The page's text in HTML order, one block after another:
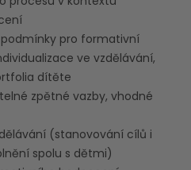
pro formativní
ve vzdělávání,
dítěte
zpětné vazby, vhodné
(stanovování cílů i
spolu s dětmi)